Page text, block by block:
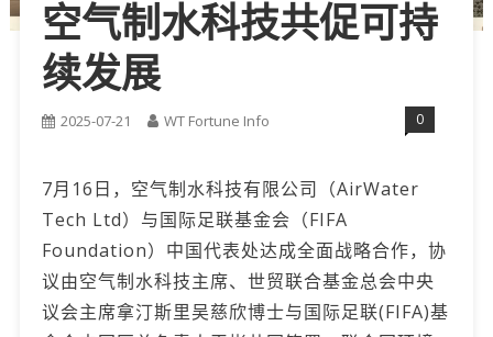
空气制水科技共促可持
续发展
2025-07-21 WT Fortune Info 0
7月16日，空气制水科技有限公司（AirWater
Tech Ltd）与国际足联基金会（FIFA
Foundation）中国代表处达成全面战略合作，协
议由空气制水科技主席、世贸联合基金总会中央
议会主席拿汀斯里吴慈欣博士与国际足联(FIFA)基